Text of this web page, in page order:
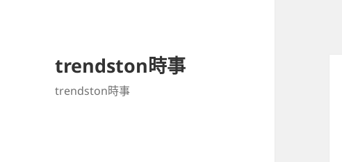
trendston時事
trendston時事